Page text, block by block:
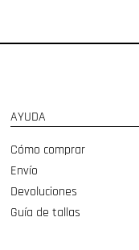
AYUDA
Cómo comprar
Envío
Devoluciones
Guía de tallas